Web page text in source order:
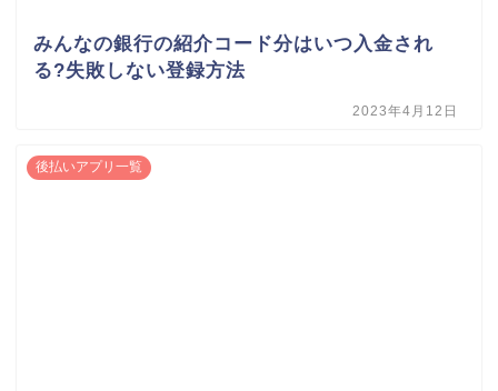
みんなの銀行の紹介コード分はいつ入金され
る?失敗しない登録方法
2023年4月12日
後払いアプリ一覧